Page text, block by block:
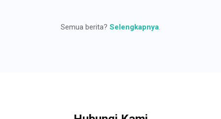
Semua berita? Selengkapnya.